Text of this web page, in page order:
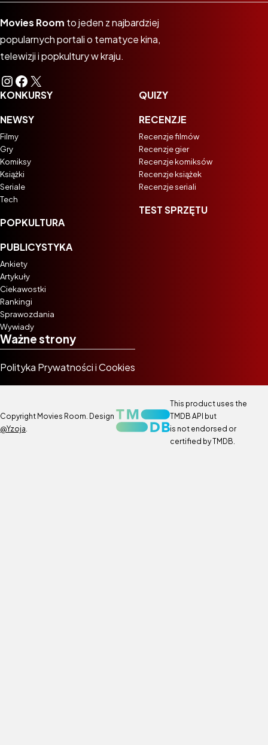
Movies Room to jeden z najbardziej
popularnych portali o tematyce kina,
telewizji i popkultury w kraju.
Instagram
Facebook
X
KONKURSY
NEWSY
Filmy
Gry
Komiksy
Książki
Seriale
Tech
POPKULTURA
PUBLICYSTYKA
Ankiety
Artykuły
Ciekawostki
Rankingi
Sprawozdania
Wywiady
QUIZY
RECENZJE
Recenzje filmów
Recenzje gier
Recenzje komiksów
Recenzje książek
Recenzje seriali
TEST SPRZĘTU
Ważne strony
Polityka Prywatności i Cookies
Copyright Movies Room. Design
@Yzoja
This product uses the
TMDB API but
is not endorsed or
certified by TMDB.